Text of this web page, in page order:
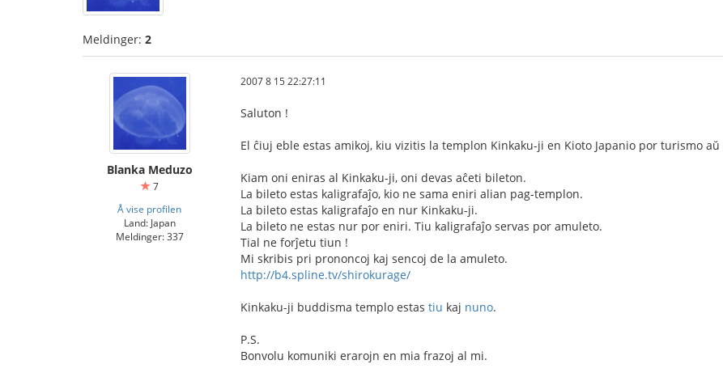
Meldinger: 2
Blanka Meduzo
7
Å vise profilen
Land: Japan
Meldinger: 337
2007 8 15 22:27:11
Saluton !
El ĉiuj eble estas amikoj, kiu vizitis la templon Kinkaku-ji en Kioto Japanio por turismo
Kiam oni eniras al Kinkaku-ji, oni devas aĉeti bileton.
La bileto estas kaligrafaĵo, kio ne sama eniri alian pag-templon.
La bileto estas kaligrafaĵo en nur Kinkaku-ji.
La bileto ne estas nur por eniri. Tiu kaligrafaĵo servas por amuleto.
Tial ne forĵetu tiun !
Mi skribis pri prononcoj kaj sencoj de la amuleto.
http://b4.spline.tv/shirokurage/
Kinkaku-ji buddisma templo estas tiu kaj nuno.
P.S.
Bonvolu komuniki erarojn en mia frazoj al mi.